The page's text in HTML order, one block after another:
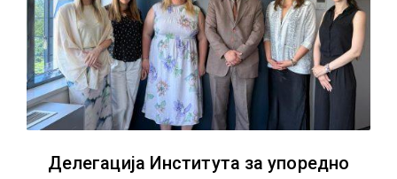
Делегација Института за упоредно